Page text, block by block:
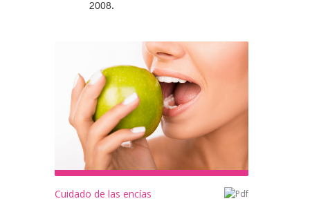
2008.
Cuidado de las encías